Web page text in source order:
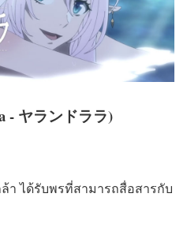
- ヤランドララ)
า ได้รับพรที่สามารถสื่อสารกับ